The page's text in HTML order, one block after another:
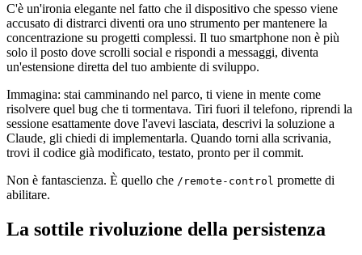
C'è un'ironia elegante nel fatto che il dispositivo che spesso viene
accusato di distrarci diventi ora uno strumento per mantenere la
concentrazione su progetti complessi. Il tuo smartphone non è più
solo il posto dove scrolli social e rispondi a messaggi, diventa
un'estensione diretta del tuo ambiente di sviluppo.
Immagina: stai camminando nel parco, ti viene in mente come
risolvere quel bug che ti tormentava. Tiri fuori il telefono, riprendi la
sessione esattamente dove l'avevi lasciata, descrivi la soluzione a
Claude, gli chiedi di implementarla. Quando torni alla scrivania,
trovi il codice già modificato, testato, pronto per il commit.
Non è fantascienza. È quello che /remote-control promette di
abilitare.
La sottile rivoluzione della persistenza